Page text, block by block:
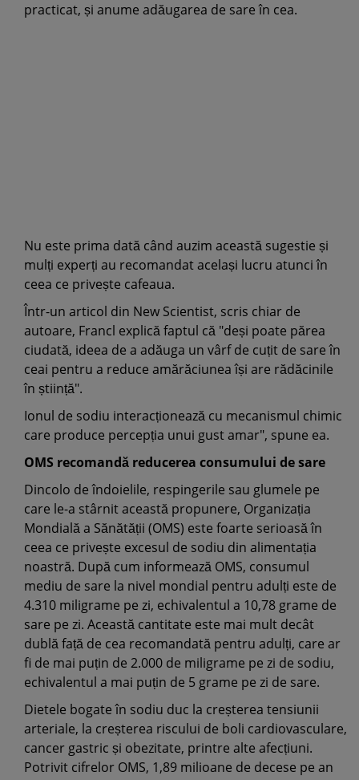
practicat, și anume adăugarea de sare în cea.
Nu este prima dată când auzim această sugestie și
mulți experți au recomandat același lucru atunci în
ceea ce privește cafeaua.
Într-un articol din New Scientist, scris chiar de
autoare, Francl explică faptul că "deși poate părea
ciudată, ideea de a adăuga un vârf de cuțit de sare în
ceai pentru a reduce amărăciunea își are rădăcinile
în știință".
Ionul de sodiu interacționează cu mecanismul chimic
care produce percepția unui gust amar", spune ea.
OMS recomandă reducerea consumului de sare
Dincolo de îndoielile, respingerile sau glumele pe
care le-a stârnit această propunere, Organizația
Mondială a Sănătății (OMS) este foarte serioasă în
ceea ce privește excesul de sodiu din alimentația
noastră. După cum informează OMS, consumul
mediu de sare la nivel mondial pentru adulți este de
4.310 miligrame pe zi, echivalentul a 10,78 grame de
sare pe zi. Această cantitate este mai mult decât
dublă față de cea recomandată pentru adulți, care ar
fi de mai puțin de 2.000 de miligrame pe zi de sodiu,
echivalentul a mai puțin de 5 grame pe zi de sare.
Dietele bogate în sodiu duc la creșterea tensiunii
arteriale, la creșterea riscului de boli cardiovasculare,
cancer gastric și obezitate, printre alte afecțiuni.
Potrivit cifrelor OMS, 1,89 milioane de decese pe an